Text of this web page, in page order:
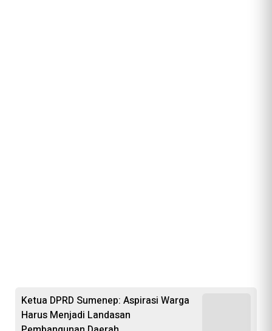
Ketua DPRD Sumenep: Aspirasi Warga
Harus Menjadi Landasan